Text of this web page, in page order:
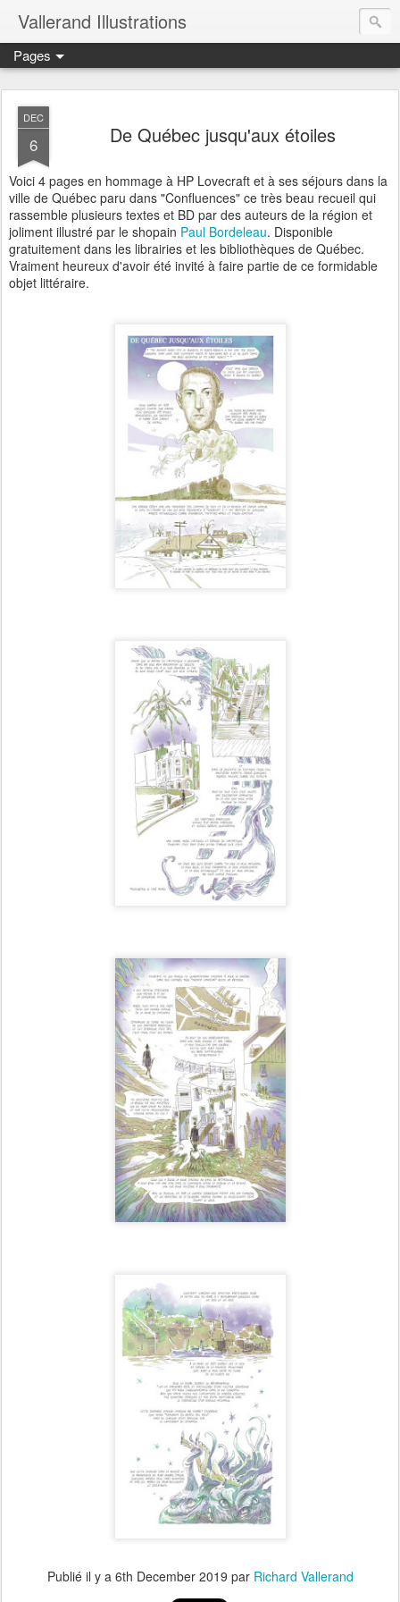
Vallerand Illustrations
Pages
DEC
6 De Québec jusqu'aux étoiles
Voici 4 pages en hommage à HP Lovecraft et à ses séjours dans la
ville de Québec paru dans "Confluences" ce très beau recueil qui
rassemble plusieurs textes et BD par des auteurs de la région et
joliment illustré par le shopain Paul Bordeleau. Disponible
gratuitement dans les librairies et les bibliothèques de Québec.
Vraiment heureux d'avoir été invité à faire partie de ce formidable
objet littéraire.
Publié il y a 6th December 2019 par Richard Vallerand